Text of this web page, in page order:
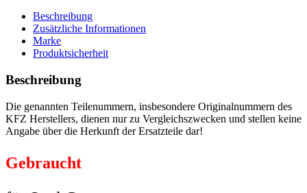
Beschreibung
Zusätzliche Informationen
Marke
Produktsicherheit
Beschreibung
Die genannten Teilenummern, insbesondere Originalnummern des
KFZ Herstellers, dienen nur zu Vergleichszwecken und stellen keine
Angabe über die Herkunft der Ersatzteile dar!
Gebraucht